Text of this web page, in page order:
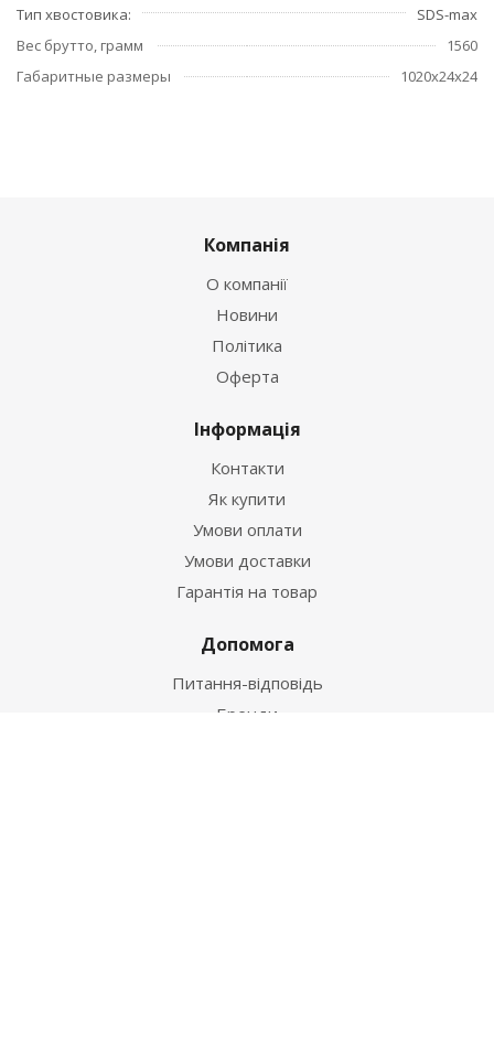
Тип хвостовика
SDS-max
Вес брутто, грамм
1560
Габаритные размеры
1020х24х24
Компанія
О компанії
Новини
Політика
Оферта
Інформація
Контакти
Як купити
Умови оплати
Умови доставки
Гарантія на товар
Допомога
Питання-відповідь
Бренди